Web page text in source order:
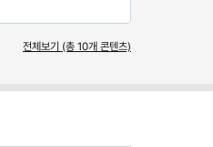
전체보기 (총 10개 콘텐츠)